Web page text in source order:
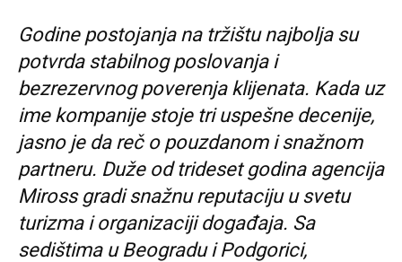
Godine postojanja na tržištu najbolja su
potvrda stabilnog poslovanja i
bezrezervnog poverenja klijenata. Kada uz
ime kompanije stoje tri uspešne decenije,
jasno je da reč o pouzdanom i snažnom
partneru. Duže od trideset godina agencija
Miross gradi snažnu reputaciju u svetu
turizma i organizaciji događaja. Sa
sedištima u Beogradu i Podgorici,